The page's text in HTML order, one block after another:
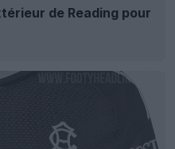
de Reading pour